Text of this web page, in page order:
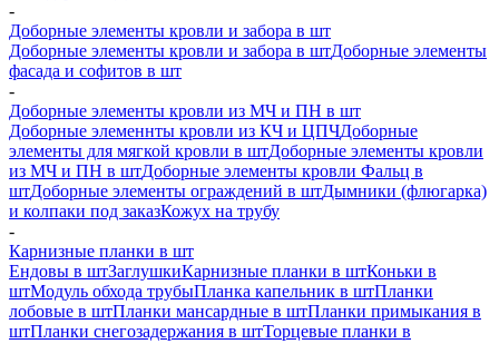
-
Доборные элементы кровли и забора в шт
Доборные элементы кровли и забора в штДоборные элементы
фасада и софитов в шт
-
Доборные элементы кровли из МЧ и ПН в шт
Доборные элеменнты кровли из КЧ и ЦПЧДоборные
элементы для мягкой кровли в штДоборные элементы кровли
из МЧ и ПН в штДоборные элементы кровли Фальц в
штДоборные элементы ограждений в штДымники (флюгарка)
и колпаки под заказКожух на трубу
-
Карнизные планки в шт
Ендовы в штЗаглушкиКарнизные планки в штКоньки в
штМодуль обхода трубыПланка капельник в штПланки
лобовые в штПланки мансардные в штПланки примыкания в
штПланки снегозадержания в штТорцевые планки в